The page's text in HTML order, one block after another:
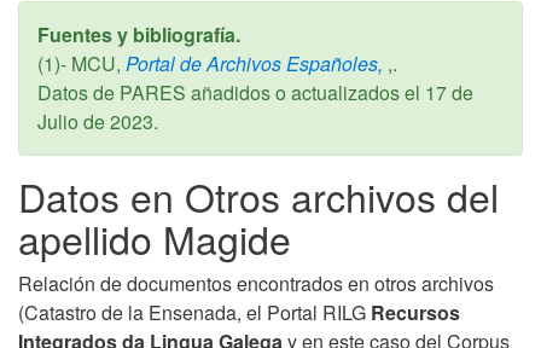
Fuentes y bibliografía.
(1)- MCU, Portal de Archivos Españoles, ,.
Datos de PARES añadidos o actualizados el 17 de
Julio de 2023.
Datos en Otros archivos del
apellido Magide
Relación de documentos encontrados en otros archivos
(Catastro de la Ensenada, el Portal RILG Recursos
Integrados da Lingua Galega y en este caso del Corpus